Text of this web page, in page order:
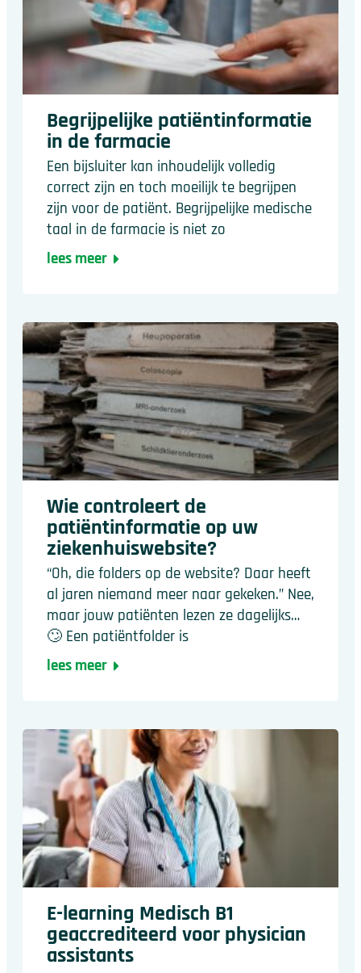
Begrijpelijke patiëntinformatie
in de farmacie
Een bijsluiter kan inhoudelijk volledig
correct zijn en toch moeilijk te begrijpen
zijn voor de patiënt. Begrijpelijke medische
taal in de farmacie is niet zo
lees meer
Wie controleert de
patiëntinformatie op uw
ziekenhuiswebsite?
“Oh, die folders op de website? Daar heeft
al jaren niemand meer naar gekeken.” Nee,
maar jouw patiënten lezen ze dagelijks…
🙄 Een patiëntfolder is
lees meer
E-learning Medisch B1
geaccrediteerd voor physician
assistants